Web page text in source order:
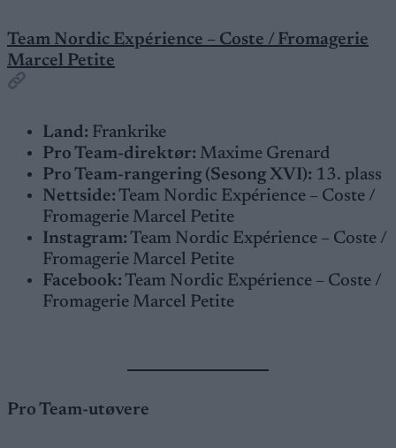
Team Nordic Expérience – Coste / Fromagerie
Marcel Petite
Land: Frankrike
Pro Team-direktør: Maxime Grenard
Pro Team-rangering (Sesong XVI): 13. plass
Nettside: Team Nordic Expérience – Coste /
Fromagerie Marcel Petite
Instagram: Team Nordic Expérience – Coste /
Fromagerie Marcel Petite
Facebook: Team Nordic Expérience – Coste /
Fromagerie Marcel Petite
Pro Team-utøvere